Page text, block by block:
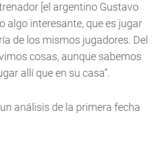
[el argentino Gustavo
algo interesante, que es jugar
de los mismos jugadores. Del
cosas, aunque sabemos
allí que en su casa”.
análisis de la primera fecha